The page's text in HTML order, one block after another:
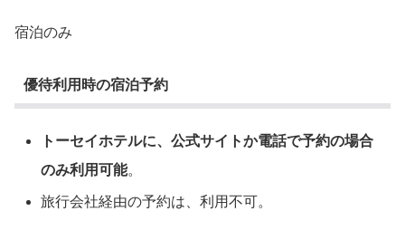
宿泊のみ
優待利用時の宿泊予約
トーセイホテルに、公式サイトか電話で予約の場合
のみ利用可能。
旅行会社経由の予約は、利用不可。